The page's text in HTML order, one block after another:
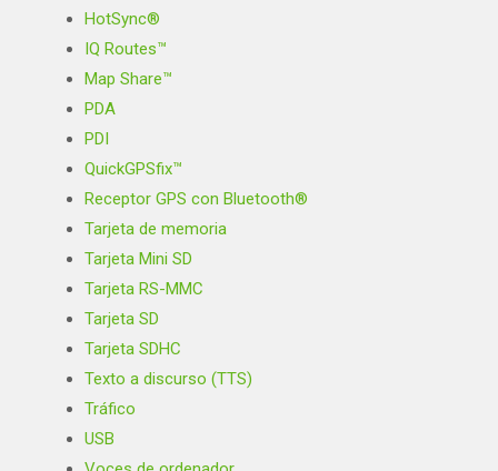
HotSync®
IQ Routes™
Map Share™
PDA
PDI
QuickGPSfix™
Receptor GPS con Bluetooth®
Tarjeta de memoria
Tarjeta Mini SD
Tarjeta RS-MMC
Tarjeta SD
Tarjeta SDHC
Texto a discurso (TTS)
Tráfico
USB